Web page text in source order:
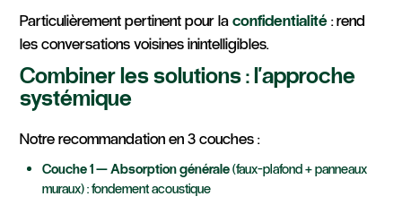
Particulièrement pertinent pour laconfidentialité: rend
les conversations voisines inintelligibles.
Combiner les solutions : l'approche
systémique
Notre recommandation en 3 couches :
Couche 1 — Absorption générale(faux-plafond + panneaux
muraux) : fondement acoustique